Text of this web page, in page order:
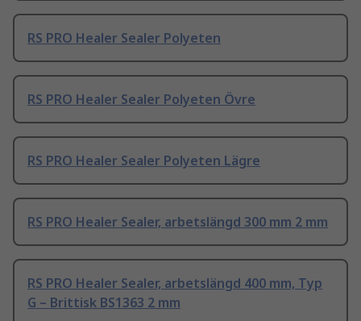
RS PRO Healer Sealer Polyeten
RS PRO Healer Sealer Polyeten Övre
RS PRO Healer Sealer Polyeten Lägre
RS PRO Healer Sealer, arbetslängd 300 mm 2 mm
RS PRO Healer Sealer, arbetslängd 400 mm, Typ
G – Brittisk BS1363 2 mm